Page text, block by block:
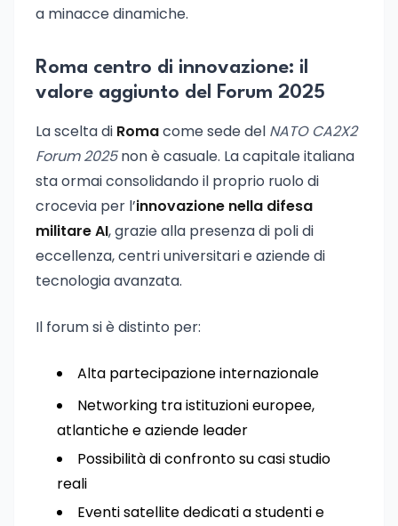
a minacce dinamiche.
Roma centro di innovazione: il
valore aggiunto del Forum 2025
La scelta di Romacome sede del NATO CA2X2
Forum 2025non è casuale. La capitale italiana
sta ormai consolidando il proprio ruolo di
crocevia per l’innovazione nella difesa
militare AI, grazie alla presenza di poli di
eccellenza, centri universitari e aziende di
tecnologia avanzata.
Il forum si è distinto per:
Alta partecipazione internazionale
Networking tra istituzioni europee,
atlantiche e aziende leader
Possibilità di confronto su casi studio
reali
Eventi satellite dedicati a studenti e